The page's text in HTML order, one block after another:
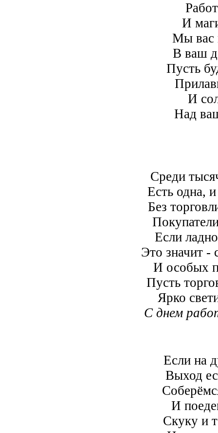
И
Мы вас
В ваш
Пусть
И
Над
Среди
Есть одна,
Без
Если
Это значит -
И особых
Пусть
Ярко
С днем
Если на
Выход
И
Скуку и